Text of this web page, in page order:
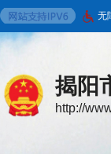
无
揭阳
http://